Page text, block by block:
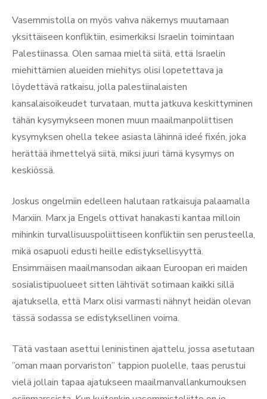
Vasemmistolla on myös vahva näkemys muutamaan
yksittäiseen konfliktiin, esimerkiksi Israelin toimintaan
Palestiinassa. Olen samaa mieltä siitä, että Israelin
miehittämien alueiden miehitys olisi lopetettava ja
löydettävä ratkaisu, jolla palestiinalaisten
kansalaisoikeudet turvataan, mutta jatkuva keskittyminen
tähän kysymykseen monen muun maailmanpoliittisen
kysymyksen ohella tekee asiasta lähinnä ideé fixén, joka
herättää ihmettelyä siitä, miksi juuri tämä kysymys on
keskiössä.
Joskus ongelmiin edelleen halutaan ratkaisuja palaamalla
Marxiin. Marx ja Engels ottivat hanakasti kantaa milloin
mihinkin turvallisuuspoliittiseen konfliktiin sen perusteella,
mikä osapuoli edusti heille edistyksellisyyttä.
Ensimmäisen maailmansodan aikaan Euroopan eri maiden
sosialistipuolueet sitten lähtivät sotimaan kaikki sillä
ajatuksella, että Marx olisi varmasti nähnyt heidän olevan
tässä sodassa se edistyksellinen voima.
Tätä vastaan asettui leninistinen ajattelu, jossa asetutaan
”oman maan porvariston” tappion puolelle, taas perustui
vielä jollain tapaa ajatukseen maailmanvallankumouksen